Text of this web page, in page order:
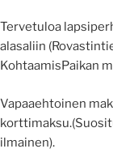
Tervetuloa
alasaliin
KohtaamisPaikan
Vapaaehtoinen
korttimaksu.
ilmainen).